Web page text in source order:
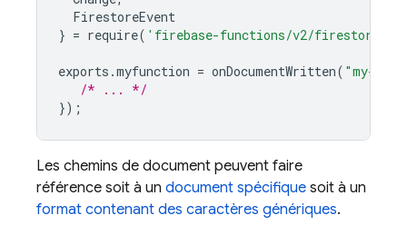
FirestoreEvent
} = require( 'firebase-functions/v2/firestore'
exports .myfunction = onDocumentWritten( "my-
/* ... */
});
Les chemins de document peuvent faire
référence soit à un document spécifique soit à un
format contenant des caractères génériques.